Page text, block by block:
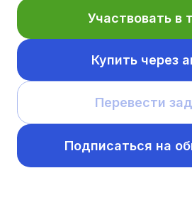
Участвовать в
Купить через
Перевести
Подписаться на